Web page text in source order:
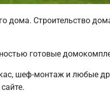
дома. Строительство
готовые
шеф-монтаж и любые